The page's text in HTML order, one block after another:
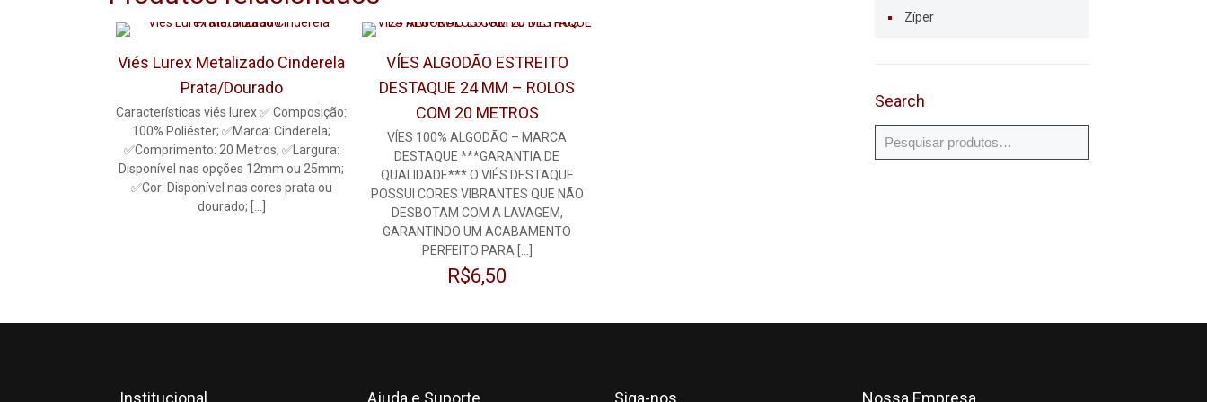
Viés Lurex Metalizado Cinderela
Prata/Dourado
Características viés lurex ✅ Composição:
100% Poliéster; ✅Marca: Cinderela;
✅Comprimento: 20 Metros; ✅Largura:
Disponível nas opções 12mm ou 25mm;
✅Cor: Disponível nas cores prata ou
dourado; […]
VÍES ALGODÃO ESTREITO
DESTAQUE 24 MM – ROLOS
COM 20 METROS
VÍES 100% ALGODÃO – MARCA
DESTAQUE ***GARANTIA DE
QUALIDADE*** O VIÉS DESTAQUE
POSSUI CORES VIBRANTES QUE NÃO
DESBOTAM COM A LAVAGEM,
GARANTINDO UM ACABAMENTO
PERFEITO PARA[…]
R$6,50
Zíper
Search
Institucional Ajuda e Suporte Siga-nos Nossa Empresa